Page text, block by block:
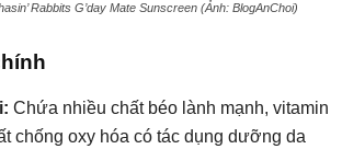
Rabbits G’day Mate Sunscreen (Ảnh: BlogAnChoi)
Chứa nhiều chất béo lành mạnh, vitamin
chống oxy hóa có tác dụng dưỡng da